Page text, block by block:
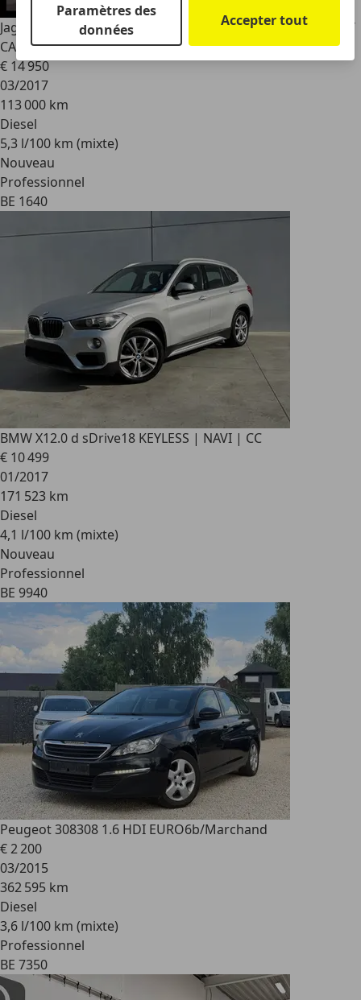
Paramètres des
données
Accepter tout
Jaguar F-Pace2.0 D AWD R-SPORT / PANORAMA / CAMERA /
CARPLAY FULL OPTIONS !!
€ 14 950
03/2017
113 000 km
Diesel
5,3 l/100 km (mixte)
Nouveau
Professionnel
BE 1640
BMW X12.0 d sDrive18 KEYLESS | NAVI | CC
€ 10 499
01/2017
171 523 km
Diesel
4,1 l/100 km (mixte)
Nouveau
Professionnel
BE 9940
Peugeot 308308 1.6 HDI EURO6b/Marchand
€ 2 200
03/2015
362 595 km
Diesel
3,6 l/100 km (mixte)
Professionnel
BE 7350